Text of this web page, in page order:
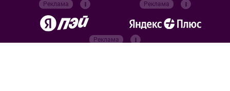
Реклама Реклама
Реклама